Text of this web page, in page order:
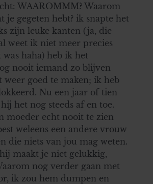
WAAROMMM? Waarom
je gegeten hebt? ik snapte het
zijn leuke kanten (ja, die
weet ik niet meer precies
haha) heb ik het
nooit iemand zo blijven
weer goed te maken; ik heb
Nu een jaar of tien
het nog steeds af en toe.
moeder echt nooit te zien
weleens een andere vrouw
die niets van jou mag weten.
maakt je niet gelukkig,
nog verder gaan met
ik zou hem dumpen en